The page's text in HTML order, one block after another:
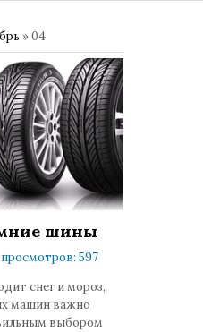
»04
шины
просмотров: 597
снег и мороз,
машин важно
выбором